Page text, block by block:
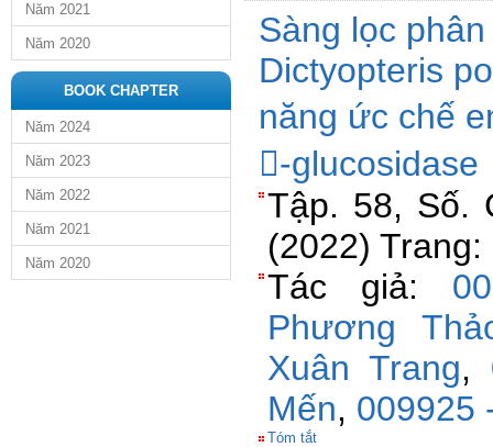
Năm 2021
Năm 2020
BOOK CHAPTER
Năm 2024
Năm 2023
Năm 2022
Năm 2021
Năm 2020
Sàng lọc
Dictyopteris
năng ức chế
-glucosidase
Tập. 58, Số.
(2022) Trang:
Tác giả:
Phương
Xuân Trang,
Mến, 009925
Tóm tắt